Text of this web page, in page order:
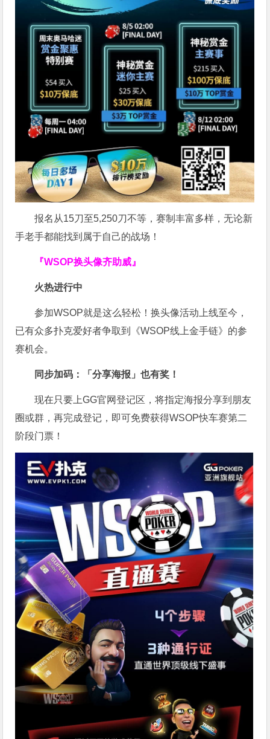
报名从15刀至5,250刀不等，赛制丰富多样，无论新
手老手都能找到属于自己的战场！
『WSOP换头像齐助威』
火热进行中
参加WSOP就是这么轻松！换头像活动上线至今，
已有众多扑克爱好者争取到《WSOP线上金手链》的参
赛机会。
同步加码：「分享海报」也有奖！
现在只要上GG官网登记区，将指定海报分享到朋友
圈或群，再完成登记，即可免费获得WSOP快车赛第二
阶段门票！